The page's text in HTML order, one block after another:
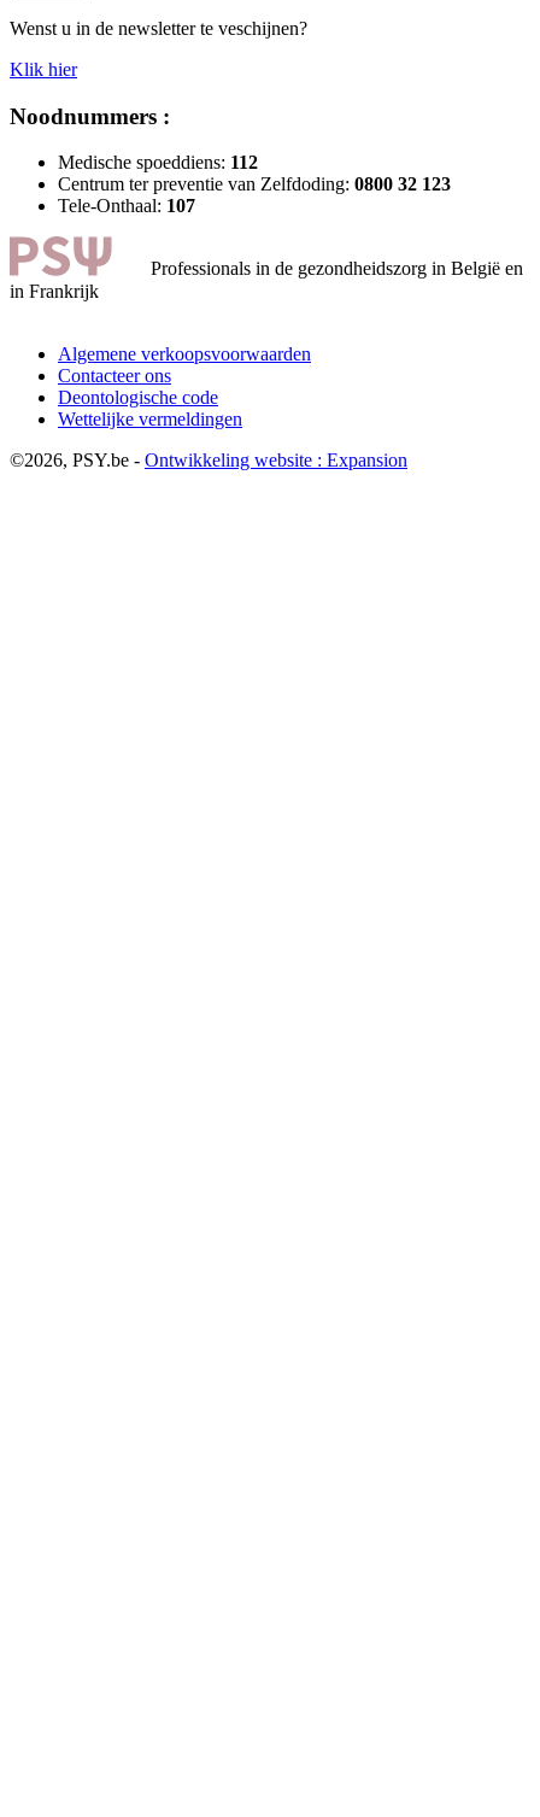
Wenst u in de newsletter te veschijnen?
Klik hier
Noodnummers :
Medische spoeddiens: 112
Centrum ter preventie van Zelfdoding: 0800 32 123
Tele-Onthaal: 107
Professionals in de gezondheidszorg in België en
in Frankrijk
Algemene verkoopsvoorwaarden
Contacteer ons
Deontologische code
Wettelijke vermeldingen
©2026, PSY.be - Ontwikkeling website : Expansion